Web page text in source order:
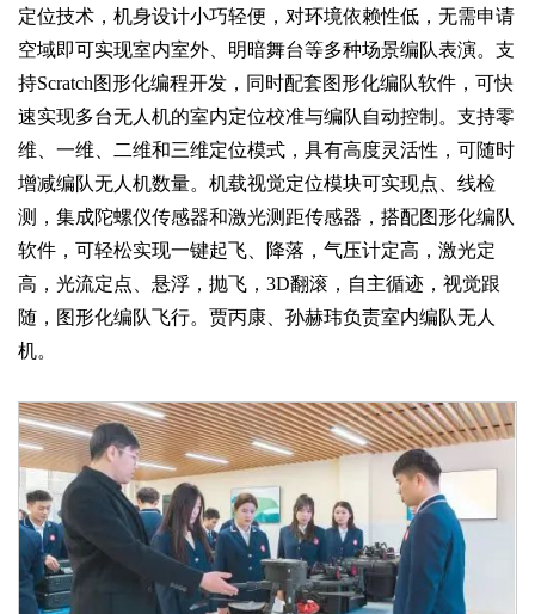
定位技术，机身设计小巧轻便，对环境依赖性低，无需申请
空域即可实现室内室外、明暗舞台等多种场景编队表演。支
持Scratch图形化编程开发，同时配套图形化编队软件，可快
速实现多台无人机的室内定位校准与编队自动控制。支持零
维、一维、二维和三维定位模式，具有高度灵活性，可随时
增减编队无人机数量。机载视觉定位模块可实现点、线检
测，集成陀螺仪传感器和激光测距传感器，搭配图形化编队
软件，可轻松实现一键起飞、降落，气压计定高，激光定
高，光流定点、悬浮，抛飞，3D翻滚，自主循迹，视觉跟
随，图形化编队飞行。贾丙康、孙赫玮负责室内编队无人
机。